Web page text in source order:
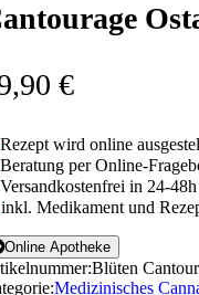
€
Rezept wird online
Beratung per Online-
Versandkostenfrei in 24-48h
inkl. Medikament und
Online Apotheke
Blüten
Medizinisches